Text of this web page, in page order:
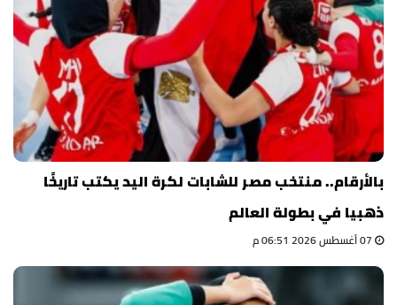
بالأرقام.. منتخب مصر للشابات لكرة اليد يكتب تاريخًا
ذهبيا في بطولة العالم